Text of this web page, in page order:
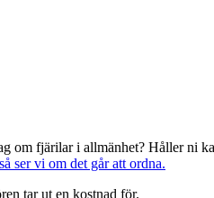
fjärilar i allmänhet? Håller ni
ser vi om det går att ordna.
tar ut en kostnad för.